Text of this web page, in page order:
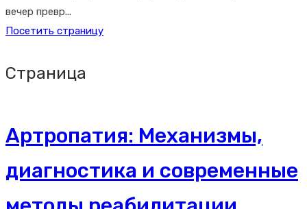
вечер превр...
Посетить страницу
Страница
Артропатия: Механизмы,
диагностика и современные